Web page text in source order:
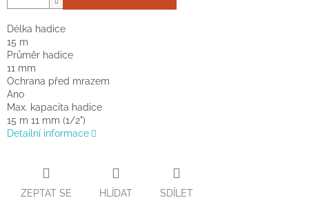
Délka hadice
15 m
Průměr hadice
11 mm
Ochrana před mrazem
Ano
Max. kapacita hadice
15 m 11 mm (1/2")
Detailní informace
ZEPTAT SE HLÍDAT SDÍLET